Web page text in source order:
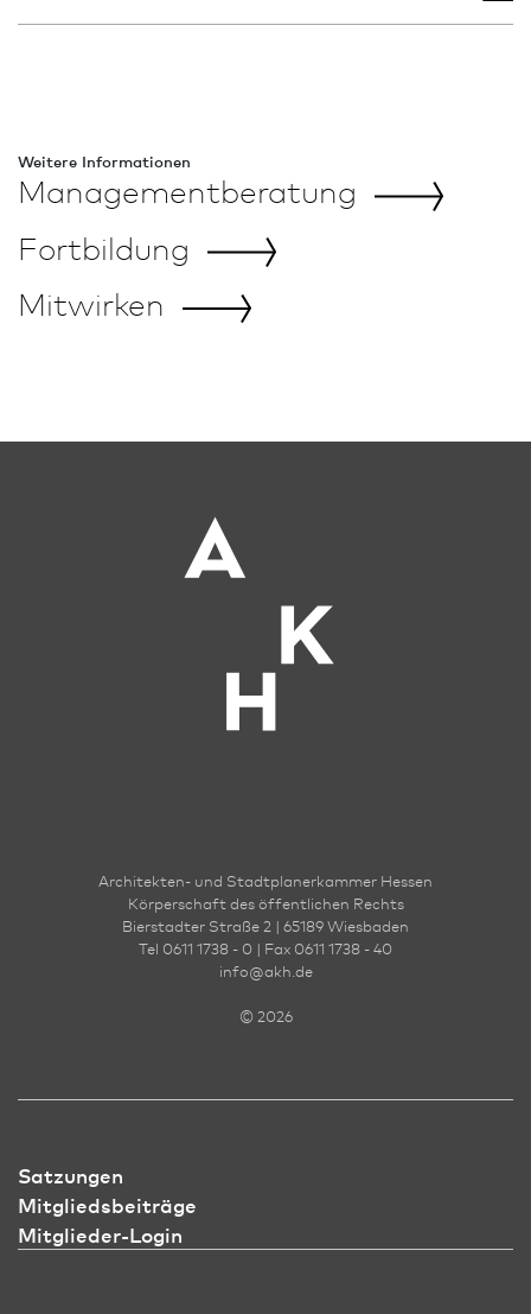
Weitere In­for­ma­tio­nen
Management­beratung
Fortbildung
Mitwirken
Architekten- und Stadt­planer­kammer Hessen
Körperschaft des öffentlichen Rechts
Bierstadter Straße 2 | 65189 Wies­ba­den
Tel 0611 1738 - 0 | Fax 0611 1738 - 40
info@akh.de
© 2026
Satzungen
Mitgliedsbeiträge
Mitglieder-Login